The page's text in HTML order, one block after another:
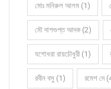
মোঃ মনিরুল আলম (1)
মৌ দাশগুপ্ত আদক (2)
যশোধরা রায়চৌধুরী (1)
রবীন বসু (1) রমেশ দে